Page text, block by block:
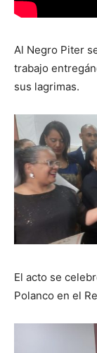
Al Negro Piter
trabajo
sus lagrimas.
El acto se
Polanco en el